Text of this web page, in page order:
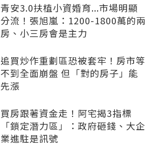
青安3.0扶植小資婚育...市場明顯
分流！張旭嵐：1200-1800萬的兩
房、小三房會是主力
追買炒作重劃區恐被套牢！房市等
不到全面崩盤 但「對的房子」能
先漲
買房跟著資金走！阿宅揭3指標
「鎖定潛力區」：政府砸錢、大企
業進駐是訊號